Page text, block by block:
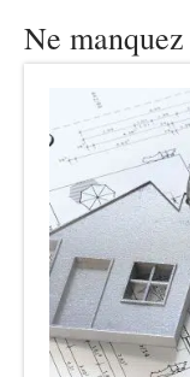
Ne